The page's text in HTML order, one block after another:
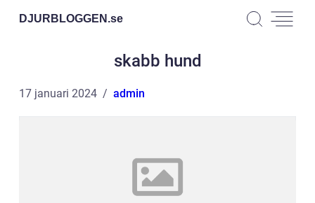
DJURBLOGGEN.se
skabb hund
17 januari 2024 admin